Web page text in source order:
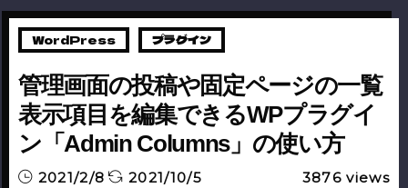
WordPress プラグイン
管理画面の投稿や固定ページの一覧
表示項目を編集できるWPプラグイ
ン「Admin Columns」の使い方
2021/2/8 2021/10/5 3876views